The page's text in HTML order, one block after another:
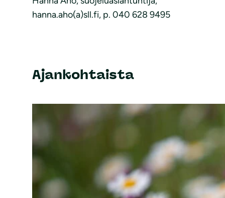
hanna.aho(a)sll.fi, p. 040 628 9495
Ajankohtaista